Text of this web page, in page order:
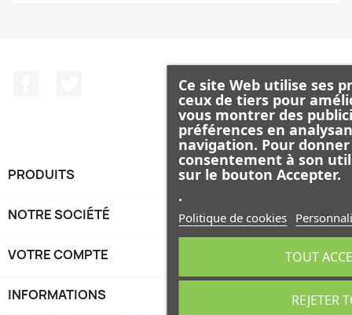
Ce site Web utilise ses
ceux de tiers pour
vous montrer des
préférences en
navigation. Pour
consentement à son
sur le bouton Accepter.
.
Politique de cookies
REJETER
TOUT
PRODUITS 
NOTRE SOCIÉTÉ 
VOTRE COMPTE 
INFORMATIONS keyboard_arrow_down